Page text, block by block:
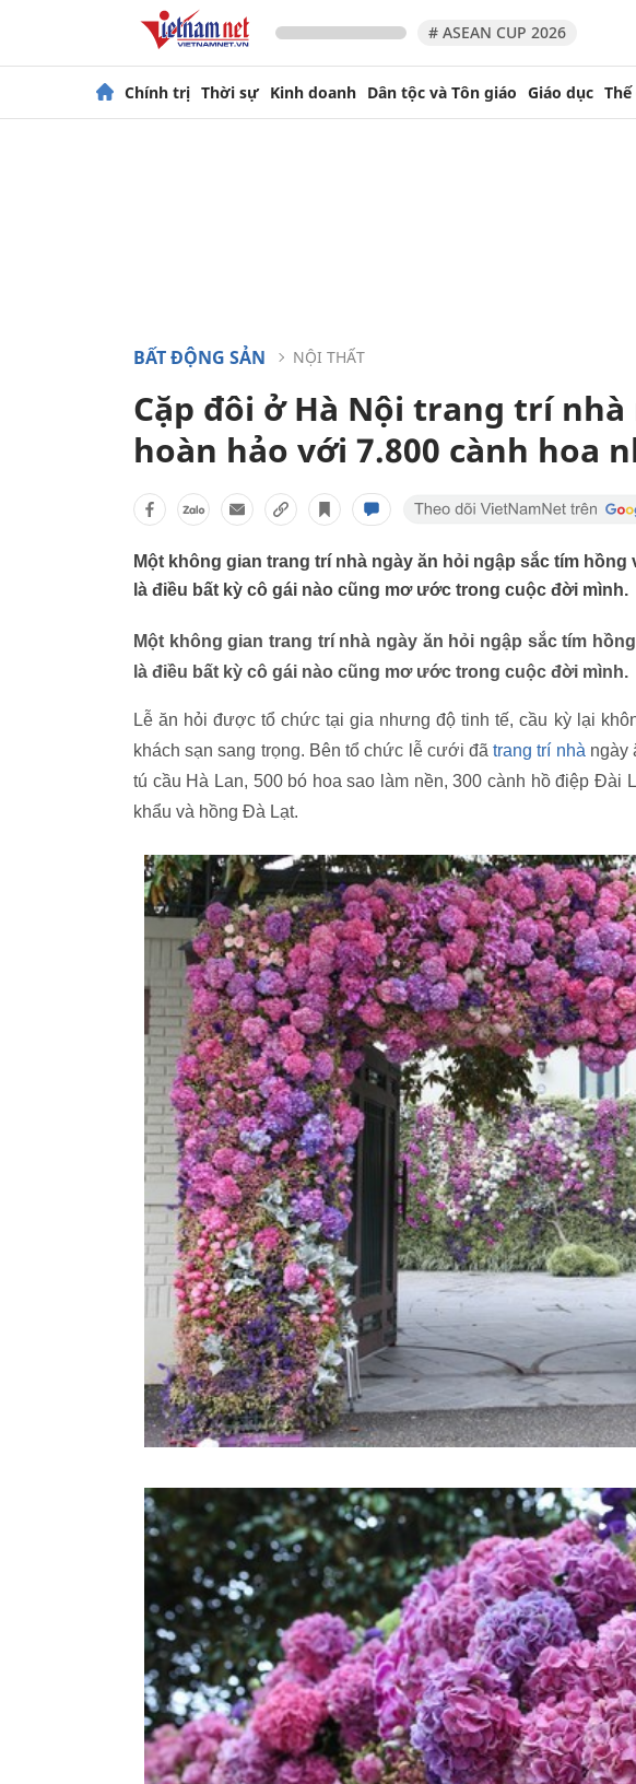
# ASEAN CUP 2026
Chính trị Thời sự Kinh doanh Dân tộc và Tôn giáo Giáo dục
BẤT ĐỘNG SẢN NỘI THẤT
Cặp đôi ở Hà Nội trang trí
hoàn hảo với 7.800 cành hoa
Một không gian trang trí nhà ngày ăn hỏi ngập sắc tím
là điều bất kỳ cô gái nào cũng mơ ước trong cuộc đời mình.
Một không gian trang trí nhà ngày ăn hỏi ngập sắc tím
là điều bất kỳ cô gái nào cũng mơ ước trong cuộc đời mình.
Lễ ăn hỏi được tổ chức tại gia nhưng độ tinh tế, cầu kỳ lại
khách sạn sang trọng. Bên tổ chức lễ cưới đãtrang trí nhà ngày
tú cầu Hà Lan, 500 bó hoa sao làm nền, 300 cành hồ điệp Đài
khẩu và hồng Đà Lạt.